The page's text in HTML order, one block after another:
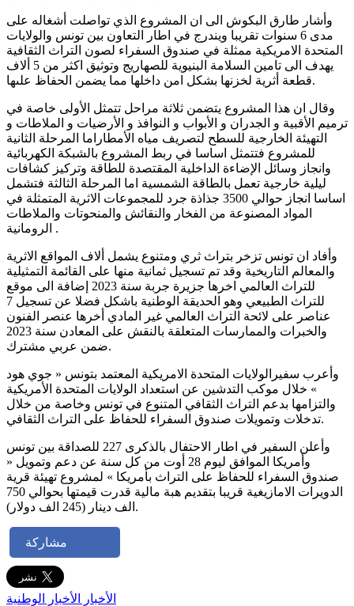
وأشار طارق البكوش الى ان المشروع الذي تواصلت أشغاله على
مدى 6 سنوات تقريبا ويندرج في اطار التعاون بين تونس والولايات
المتحدة الامريكية ممثلة في صندوق السفراء لصون التراث الثقافية
يهدف الى تامين السلامة البنيوية للصهاريج وتوثيق اكثر من 5 ألاف
قطعة أثرية لخزنها بشكل امن داخلها مما يضمن الحفاظ علىها.
وقال ان هذا المشروع يتضمن ثلاثة مراحل تتمثل الأولى خاصة في
ترميم الأقبية و الجدران و الأبواب و النوافذ و الأرضيات و الملاطات و
التهيئة الخارجية للسطح لتصريف مياه الأمطاراما المرحلة الثانية
للمشروع فتتمثل اساسا في ربط المشروع بالشبكة الكهربائية
وانجاز وسائل الإضاءة الداخلية المقتصدة للطاقة وتركيز كشافات
ليلية خارجية تعمل بالطاقة الشمسية اما المرحلة الثالثة فتشمل
اساسا انجاز حوالي 3500 جذاذة جرد للمجموعات الاثرية المتمثلة في
المواد المصنوعة من الفخار والنقائش والمنحوتات والملاطات
الرومانية .
وأفاد ان تونس تزخر بتراث ثري ومتنوع يشمل ألاف المواقع الاثرية
والمعالم التاريخية وقد تم تسجيل ثمانية منها على القائمة التمثيلية
للتراث العالمي اخرها جزيرة جربة سنة 2023 إضافة الى موقع
للتراث الطبيعي وهو الحديقة الوطنية باشكل فضلا عن تسجيل 7
عناصر على لائحة التراث العالمي غير المادي أخرها عنصر الفنون
والخبرات والممارسات المتعلقة بالنقش على المعادن سنة 2023
ضمن عربي مشترك.
وأعرب سفيرالولايات المتحدة الامريكية المعتمد بتونس « جوي هود
» خلال موكب التدشين عن استعداد الولايات المتحدة الأمريكية
والتزامها بدعم التراث الثقافي المتنوع في تونس وخاصة من خلال
تدخلات وتمويلات صندوق السفراء للحفاظ على التراث الثقافي.
وأعلن السفير في اطار الاحتفال بالذكرى 227 للصداقة بين تونس
وأمريكا الموافق ليوم 28 أوت من كل سنة عن دعم وتمويل «
صندوق السفراء للحفاظ على التراث بأمريكا » لمشروع تهيئة قرية
الدويرات الامازيغية قريبا بتقديم هبة مالية قدرت قيمتها بحوالي 750
الف دينار (245 الف دولار).
مشاركة
الأخبار الأخبار الوطنية